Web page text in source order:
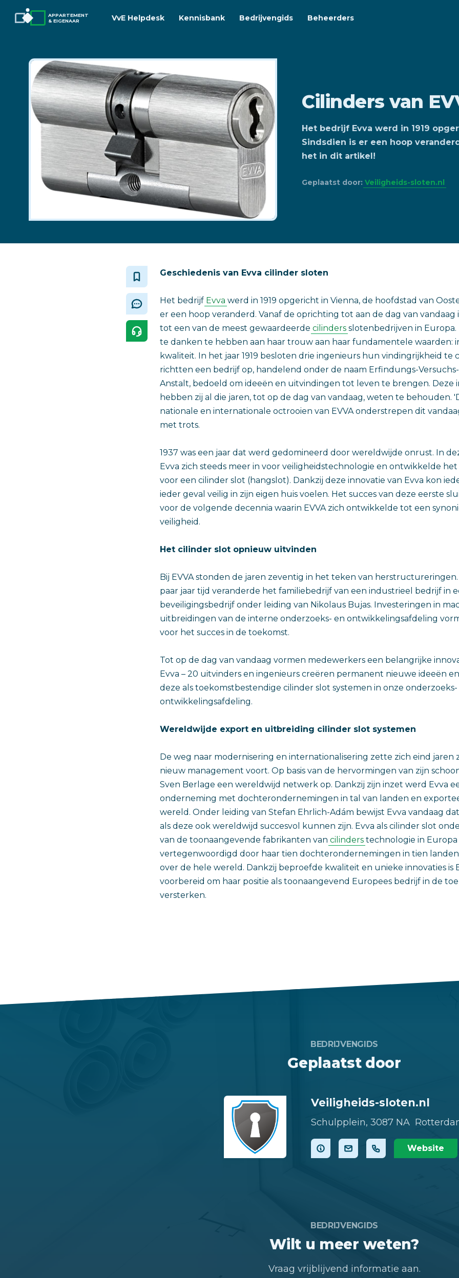
APPARTEMENT
& EIGENAAR
VvE Helpdesk Kennisbank Bedrijvengids Beheerders
Cilinders van
Het bedrijf Evva werd in 1919
Sindsdien is er een hoop
het in dit artikel!
Geplaatst door:Veiligheids-sloten.nl
Geschiedenis van Evva cilinder sloten
Het bedrijf Evva werd in 1919 opgericht in Vienna, de hoofdstad van
er een hoop veranderd. Vanaf de oprichting tot aan de dag van vandaag
tot een van de meest gewaardeerde cilinders slotenbedrijven in
te danken te hebben aan haar trouw aan haar fundamentele waarden:
kwaliteit. In het jaar 1919 besloten drie ingenieurs hun vindingrijkheid te
richtten een bedrijf op, handelend onder de naam Erfindungs-
Anstalt, bedoeld om ideeën en uitvindingen tot leven te brengen. Deze
hebben zij al die jaren, tot op de dag van vandaag, weten te behouden.
nationale en internationale octrooien van EVVA onderstrepen dit
met trots.
1937 was een jaar dat werd gedomineerd door wereldwijde onrust. In
Evva zich steeds meer in voor veiligheidstechnologie en ontwikkelde
voor een cilinder slot (hangslot). Dankzij deze innovatie van Evva kon
ieder geval veilig in zijn eigen huis voelen. Het succes van deze eerste
voor de volgende decennia waarin EVVA zich ontwikkelde tot een
veiligheid.
Het cilinder slot opnieuw uitvinden
Bij EVVA stonden de jaren zeventig in het teken van
paar jaar tijd veranderde het familiebedrijf van een industrieel bedrijf in
beveiligingsbedrijf onder leiding van Nikolaus Bujas. Investeringen in
uitbreidingen van de interne onderzoeks- en ontwikkelingsafdeling
voor het succes in de toekomst.
Tot op de dag van vandaag vormen medewerkers een belangrijke
Evva – 20 uitvinders en ingenieurs creëren permanent nieuwe ideeën
deze als toekomstbestendige cilinder slot systemen in onze
ontwikkelingsafdeling.
Wereldwijde export en uitbreiding cilinder slot systemen
De weg naar modernisering en internationalisering zette zich eind jaren
nieuw management voort. Op basis van de hervormingen van zijn
Sven Berlage een wereldwijd netwerk op. Dankzij zijn inzet werd Evva
onderneming met dochterondernemingen in tal van landen en
wereld. Onder leiding van Stefan Ehrlich-Adám bewijst Evva vandaag
als deze ook wereldwijd succesvol kunnen zijn. Evva als cilinder slot
van de toonaangevende fabrikanten van cilinders technologie in
vertegenwoordigd door haar tien dochterondernemingen in tien
over de hele wereld. Dankzij beproefde kwaliteit en unieke innovaties is
voorbereid om haar positie als toonaangevend Europees bedrijf in de
versterken.
BEDRIJVENGIDS
Geplaatst door
Veiligheids-sloten.nl
Schulpplein, 3087 NA
Website
BEDRIJVENGIDS
Wilt u meer weten?
Vraag vrijblijvend informatie aan.